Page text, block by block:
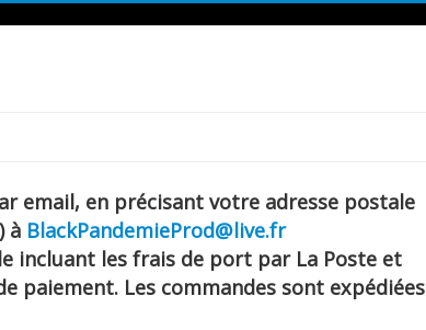
email, en précisant votre adresse postale
à BlackPandemieProd@live.fr
incluant les frais de port par La Poste et
paiement. Les commandes sont expédiées